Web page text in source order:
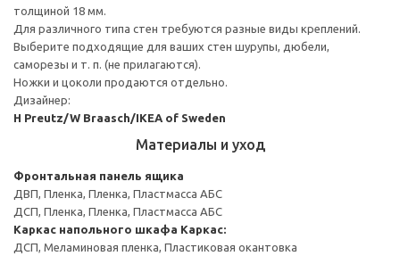
толщиной 18 мм.
Для различного типа стен требуются разные виды креплений.
Выберите подходящие для ваших стен шурупы, дюбели,
саморезы и т. п. (не прилагаются).
Ножки и цоколи продаются отдельно.
Дизайнер:
H Preutz/W Braasch/IKEA of Sweden
Материалы и уход
Фронтальная панель ящика
ДВП, Пленка, Пленка, Пластмасса АБС
ДСП, Пленка, Пленка, Пластмасса АБС
Каркас напольного шкафа Каркас:
ДСП, Меламиновая пленка, Пластиковая окантовка